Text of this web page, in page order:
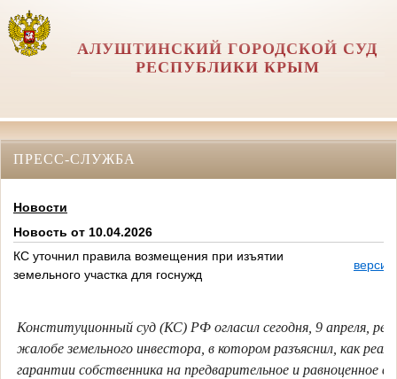
АЛУШТИНСКИЙ ГОРОДСКОЙ СУД
РЕСПУБЛИКИ КРЫМ
ПРЕСС-СЛУЖБА
Новости
Новость от 10.04.2026
КС уточнил правила возмещения при изъятии
земельного участка для госнужд
Конституционный суд (КС) РФ огласил сегодня, 9 апреля,
жалобе земельного инвестора, в котором разъяснил, как
гарантии собственника на предварительное и равноценное